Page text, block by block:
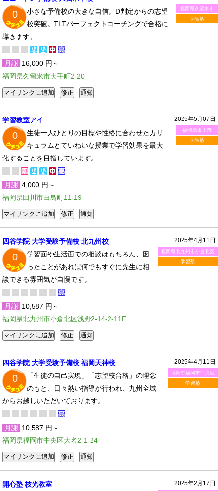
福岡県久留米市
学習塾
0
小さな予備校の大きな自信。D判定からの志望
校突破。TLTパーフェクトコーチングで合格に
導きます。
月謝 16,000 円～
福岡県久留米市大手町2-20
2025年5月07日
福岡県田川市
学習塾
学習教室アイ
0
生徒一人ひとりの目標や性格に合わせたカリ
キュラムとていねいな授業で学習効果を最大
化することを目指しています。
月謝 4,000 円～
福岡県田川市白鳥町11-19
2025年4月11日
福岡県北九州市小倉北区
学習塾
四谷学院 大学受験予備校 北九州校
0
学習面や生活面での相談はもちろん、困
ったことがあれば何でもすぐに先生に相
談できる雰囲気が自慢です。
月謝 10,587 円～
福岡県北九州市小倉北区浅野2-14-2-11F
2025年4月11日
福岡県福岡市中央区
学習塾
四谷学院 大学受験予備校 福岡天神校
0
「生徒の自己実現」「志望校合格」の理念
のもと、日々熱い指導が行われ、九州全域
からお越しいただいております。
月謝 10,587 円～
福岡県福岡市中央区大名2-1-24
2025年2月17日
開心塾 枝光教室